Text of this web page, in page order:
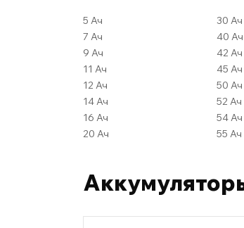
5 Ач
7 Ач
9 Ач
11 Ач
12 Ач
14 Ач
16 Ач
20 Ач
30 Ач
40 Ач
42 Ач
45 Ач
50 Ач
52 Ач
54 Ач
55 Ач